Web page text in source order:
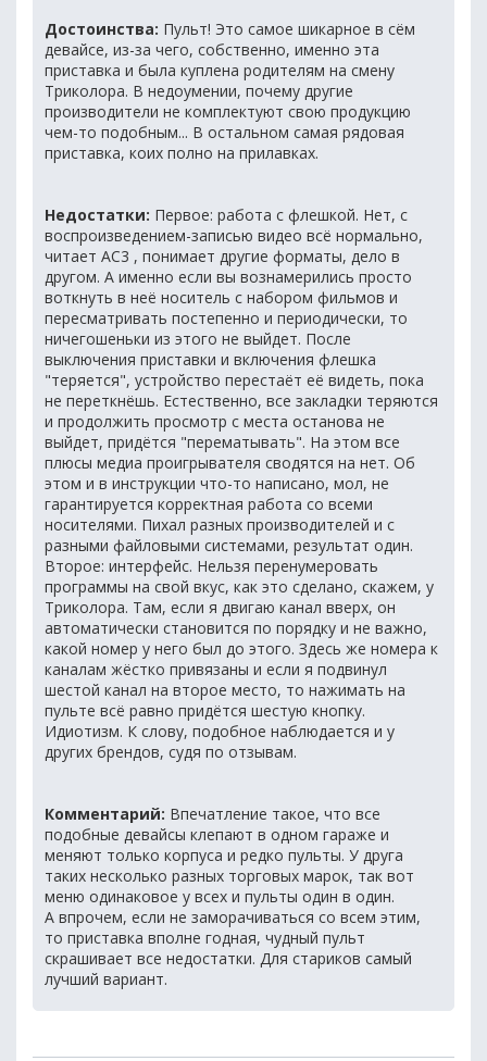
Достоинства: Пульт! Это самое шикарное в сём
девайсе, из-за чего, собственно, именно эта
приставка и была куплена родителям на смену
Триколора. В недоумении, почему другие
производители не комплектуют свою продукцию
чем-то подобным... В остальном самая рядовая
приставка, коих полно на прилавках.
Недостатки: Первое: работа с флешкой. Нет, с
воспроизведением-записью видео всё нормально,
читает АС3 , понимает другие форматы, дело в
другом. А именно если вы вознамерились просто
воткнуть в неё носитель с набором фильмов и
пересматривать постепенно и периодически, то
ничегошеньки из этого не выйдет. После
выключения приставки и включения флешка
"теряется", устройство перестаёт её видеть, пока
не переткнёшь. Естественно, все закладки теряются
и продолжить просмотр с места останова не
выйдет, придётся "перематывать". На этом все
плюсы медиа проигрывателя сводятся на нет. Об
этом и в инструкции что-то написано, мол, не
гарантируется корректная работа со всеми
носителями. Пихал разных производителей и с
разными файловыми системами, результат один.
Второе: интерфейс. Нельзя перенумеровать
программы на свой вкус, как это сделано, скажем, у
Триколора. Там, если я двигаю канал вверх, он
автоматически становится по порядку и не важно,
какой номер у него был до этого. Здесь же номера к
каналам жёстко привязаны и если я подвинул
шестой канал на второе место, то нажимать на
пульте всё равно придётся шестую кнопку.
Идиотизм. К слову, подобное наблюдается и у
других брендов, судя по отзывам.
Комментарий: Впечатление такое, что все
подобные девайсы клепают в одном гараже и
меняют только корпуса и редко пульты. У друга
таких несколько разных торговых марок, так вот
меню одинаковое у всех и пульты один в один.
А впрочем, если не заморачиваться со всем этим,
то приставка вполне годная, чудный пульт
скрашивает все недостатки. Для стариков самый
лучший вариант.